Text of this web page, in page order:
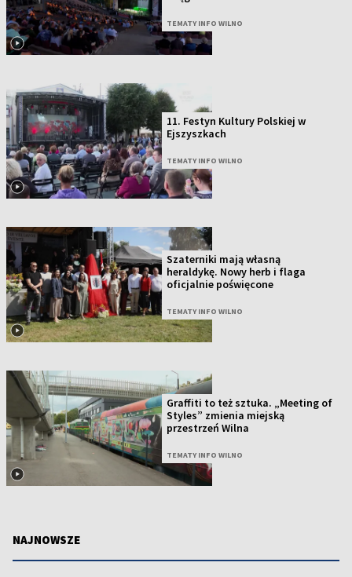
TEMATY INFO WILNO
11. Festyn Kultury Polskiej w
Ejszyszkach
TEMATY INFO WILNO
Szaterniki mają własną
heraldykę. Nowy herb i flaga
oficjalnie poświęcone
TEMATY INFO WILNO
Graffiti to też sztuka. „Meeting of
Styles” zmienia miejską
przestrzeń Wilna
TEMATY INFO WILNO
NAJNOWSZE